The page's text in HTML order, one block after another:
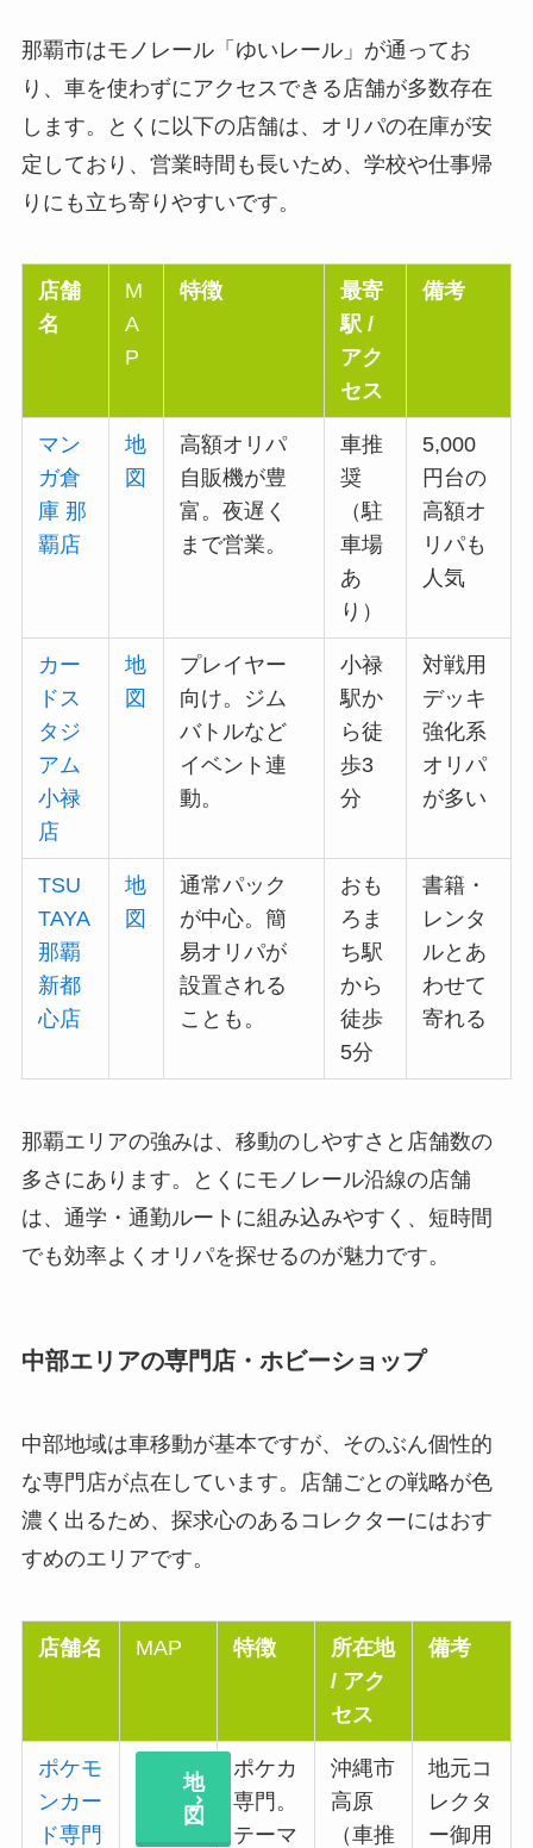
那覇市はモノレール「ゆいレール」が通ってお
り、車を使わずにアクセスできる店舗が多数存在
します。とくに以下の店舗は、オリパの在庫が安
定しており、営業時間も長いため、学校や仕事帰
りにも立ち寄りやすいです。
店舗
名
M
A
P
特徴
最寄
駅 /
アク
セス
備考
マン
ガ倉
庫 那
覇店
地
図
高額オリパ
自販機が豊
富。夜遅く
まで営業。
車推
奨
（駐
車場
あ
り）
5,000
円台の
高額オ
リパも
人気
カー
ドス
タジ
アム
小禄
店
地
図
プレイヤー
向け。ジム
バトルなど
イベント連
動。
小禄
駅か
ら徒
歩3
分
対戦用
デッキ
強化系
オリパ
が多い
TSU
TAYA
那覇
新都
心店
地
図
通常パック
が中心。簡
易オリパが
設置される
ことも。
おも
ろま
ち駅
から
徒歩
5分
書籍・
レンタ
ルとあ
わせて
寄れる
那覇エリアの強みは、移動のしやすさと店舗数の
多さにあります。とくにモノレール沿線の店舗
は、通学・通勤ルートに組み込みやすく、短時間
でも効率よくオリパを探せるのが魅力です。
中部エリアの専門店・ホビーショップ
中部地域は車移動が基本ですが、そのぶん個性的
な専門店が点在しています。店舗ごとの戦略が色
濃く出るため、探求心のあるコレクターにはおす
すめのエリアです。
店舗名 MAP 特徴
所在地
/ アク
セス
備考
ポケモ
ンカー
ド専門
地
図
ポケカ
専門。
テーマ
沖縄市
高原
（車推
地元コ
レクタ
ー御用